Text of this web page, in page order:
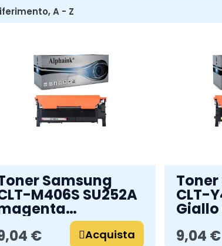
Samsung
M406S SU252A
€ Acquista
CLT-
9,04 €